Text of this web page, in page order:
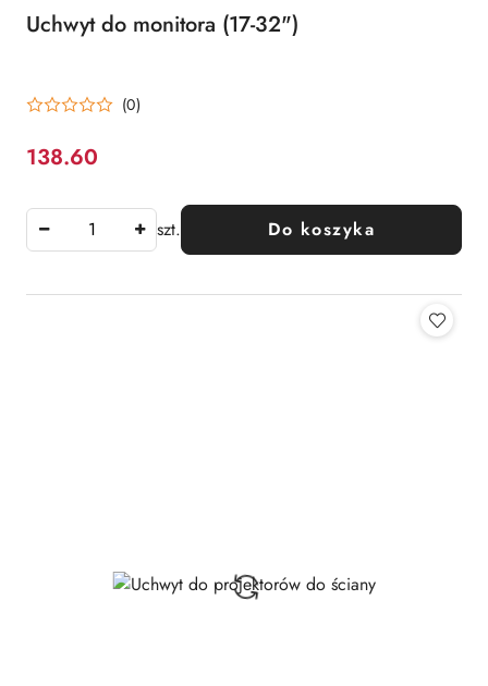
Uchwyt do monitora (17-32")
(0)
Cena:
138.60
szt. Do koszyka